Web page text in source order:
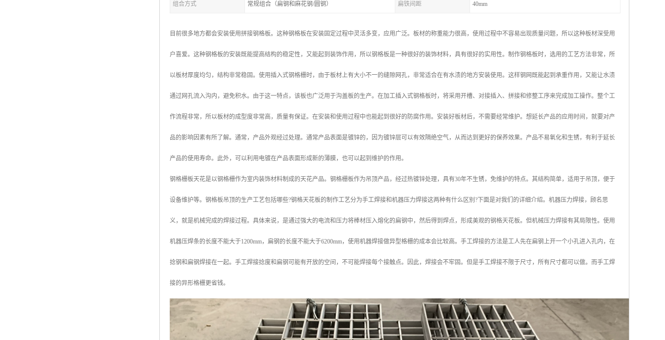
组合方式 常规组合（扁钢和麻花钢/圆钢） 扁铁间距 40mm
目前很多地方都会安装使用拼接钢格板。这种钢格板在安装固定过程中灵活多变，应用广泛。板材的称重能力很高，使用过程中不容易出现质量问题，所以这种板材深受用
户喜爱。这种钢格板的安装既能提高结构的稳定性，又能起到装饰作用，所以钢格板是一种很好的装饰材料，具有很好的实用性。制作钢格板时，选用的工艺方法非常，所
以板材厚度均匀，结构非常稳固。使用插入式钢格栅时，由于板材上有大小不一的缝隙网孔，非常适合在有水渍的地方安装使用。这样钢网既能起到承重作用，又能让水渍
通过网孔流入沟内，避免积水。由于这一特点，该板也广泛用于沟盖板的生产。在加工插入式钢格板时，将采用开槽、对接插入、拼接和修整工序来完成加工操作。整个工
作流程非常，所以板材的成型度非常高，质量有保证。在安装和使用过程中也能起到很好的防腐作用。安装好板材后，不需要经常维护。想延长产品的应用时间，就要对产
品的影响因素有所了解。通常，产品外观经过处理。通常产品表面是镀锌的，因为镀锌层可以有效隔绝空气，从而达到更好的保养效果。产品不易氧化和生锈，有利于延长
产品的使用寿命。此外，可以利用电镀在产品表面形成新的薄膜，也可以起到维护的作用。
钢格栅板天花是以钢格栅作为室内装饰材料制成的天花产品。钢格栅板作为吊顶产品，经过热镀锌处理，具有30年不生锈，免维护的特点。其结构简单，适用于吊顶，便于
设备维护等。钢格板吊顶的生产工艺包括哪些?钢格天花板的制作工艺分为手工焊接和机器压力焊接这两种有什么区别?下面是对我们的详细介绍。机器压力焊接，顾名思
义，就是机械完成的焊接过程。具体来说，是通过强大的电流和压力将棒材压入熔化的扁钢中，然后得到焊点，形成美观的钢格天花板。但机械压力焊接有其局限性。使用
机器压焊条的长度不能大于1200mm，扁钢的长度不能大于6200mm，使用机器焊接做异型格栅的成本会比较高。手工焊接的方法是工人先在扁钢上开一个小孔进入孔内，在
捻钢和扁钢焊接在一起。手工焊接捻度和扁钢可能有开放的空间，不可能焊接每个接触点。因此，焊接会不牢固。但是手工焊接不限于尺寸，所有尺寸都可以做。而手工焊
接的异形格栅更省钱。